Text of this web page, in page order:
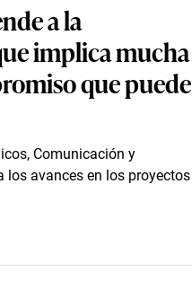
a la
implica mucha
que puede
Comunicación y
los avances en los proyectos